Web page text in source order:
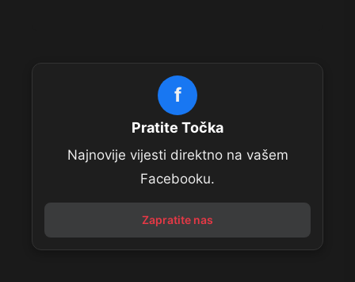
f
Pratite Točka
Najnovije vijesti direktno na vašem
Facebooku.
Zapratite nas